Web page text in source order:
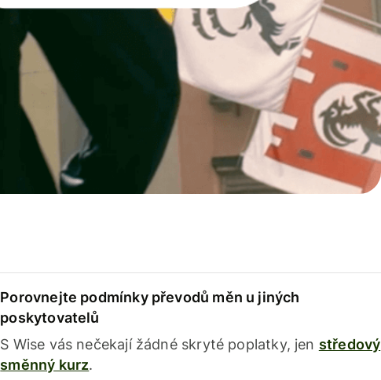
Porovnejte podmínky převodů měn u jiných
poskytovatelů
S Wise vás nečekají žádné skryté poplatky, jen středový
směnný kurz.